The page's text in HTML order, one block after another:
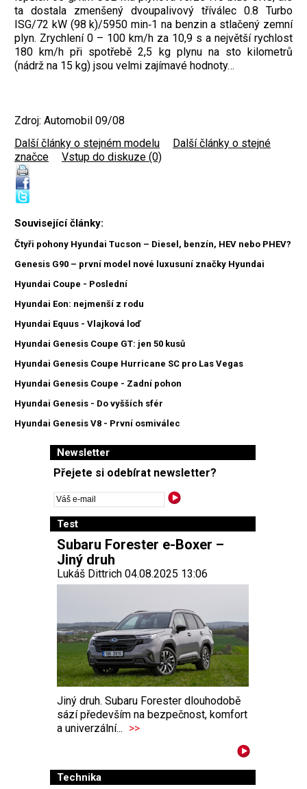
ta dostala zmenšený dvoupalivový tříválec 0.8 Turbo
ISG/72 kW (98 k)/5950 min‑1 na benzin a stlačený zemní
plyn. Zrychlení 0 – 100 km/h za 10,9 s a největší rychlost
180 km/h při spotřebě 2,5 kg plynu na sto kilometrů
(nádrž na 15 kg) jsou velmi zajímavé hodnoty…
Zdroj: Automobil 09/08
Další články o stejném modelu
Další články o stejné
značce
Vstup do diskuze (0)
Související články:
Čtyři pohony Hyundai Tucson – Diesel, benzín, HEV nebo PHEV?
Genesis G90 – první model nové luxusuní značky Hyundai
Hyundai Coupe - Poslední
Hyundai Eon: nejmenší z rodu
Hyundai Equus - Vlajková loď
Hyundai Genesis Coupe GT: jen 50 kusů
Hyundai Genesis Coupe Hurricane SC pro Las Vegas
Hyundai Genesis Coupe - Zadní pohon
Hyundai Genesis - Do vyšších sfér
Hyundai Genesis V8 - První osmiválec
Newsletter
Přejete si odebírat newsletter?
Test
Subaru Forester e-Boxer –
Jiný druh
Lukáš Dittrich 04.08.2025 13:06
Jiný druh. Subaru Forester dlouhodobě
sází především na bezpečnost, komfort
a univerzální... >>
Technika